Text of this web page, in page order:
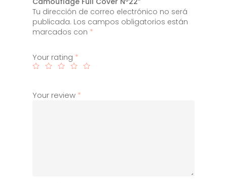
Tu dirección de correo electrónico no será
publicada. Los campos obligatorios están
marcados con *
Your rating *
Your review *
Servicios